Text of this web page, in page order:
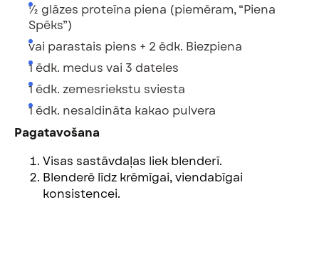
½ glāzes proteīna piena (piemēram, “Piena
Spēks”)
vai parastais piens + 2 ēdk. Biezpiena
1 ēdk. medus vai 3 dateles
1 ēdk. zemesriekstu sviesta
1 ēdk. nesaldināta kakao pulvera
Pagatavošana
Visas sastāvdaļas liek blenderī.
Blenderē līdz krēmīgai, viendabīgai
konsistencei.